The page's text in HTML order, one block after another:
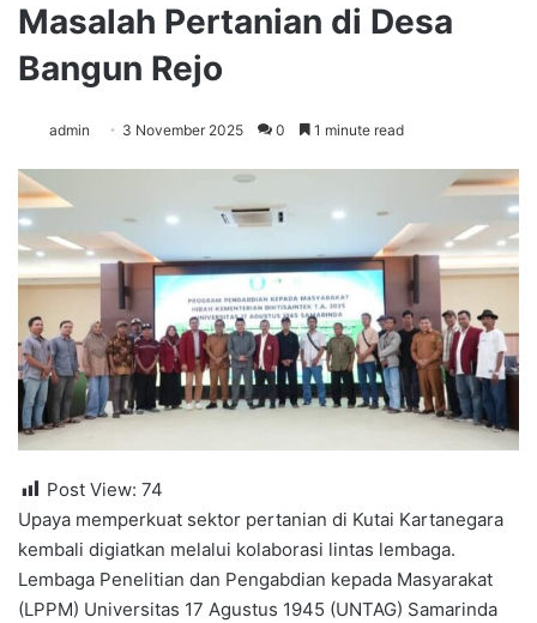
Masalah Pertanian di Desa
Bangun Rejo
admin 3 November 2025 0 1 minute read
Post View: 74
Upaya memperkuat sektor pertanian di Kutai Kartanegara
kembali digiatkan melalui kolaborasi lintas lembaga.
Lembaga Penelitian dan Pengabdian kepada Masyarakat
(LPPM) Universitas 17 Agustus 1945 (UNTAG) Samarinda